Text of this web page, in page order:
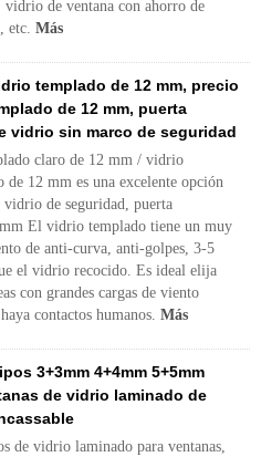
vidrio de ventana con ahorro de
etc. Más
templado de 12 mm, precio
de 12 mm, puerta
vidrio sin marco de seguridad
claro de 12 mm / vidrio
de 12 mm es una excelente opción
vidrio de seguridad, puerta
El vidrio templado tiene un muy
de anti-curva, anti-golpes, 3-5
el vidrio recocido. Es ideal elija
con grandes cargas de viento
contactos humanos. Más
3+3mm 4+4mm 5+5mm
de vidrio laminado de
de vidrio laminado para ventanas,